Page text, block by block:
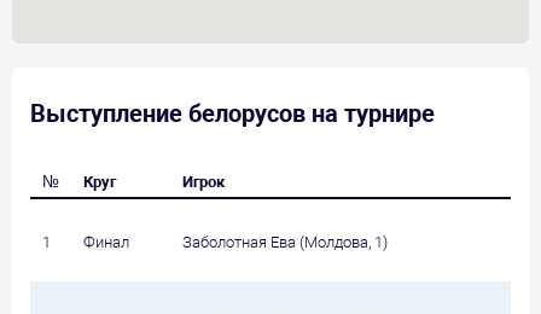
Выступление белорусов на турнире
№ Круг Игрок
1 Финал Заболотная Ева (Молдова, 1)